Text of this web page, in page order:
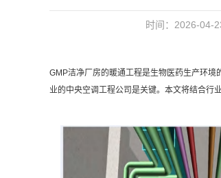
时间：2026-04-
GMP洁净厂房的暖通工程是生物医药生产环
业的中央空调工程公司是关键。本文将结合行